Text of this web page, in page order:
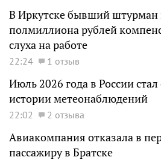
В Иркутске бывший штурман
полмиллиона рублей
слуха на работе
22:24 1 отзыв
Июль 2026 года в России
истории метеонаблюдений
22:02 2 отзыва
Авиакомпания отказала в
пассажиру в Братске